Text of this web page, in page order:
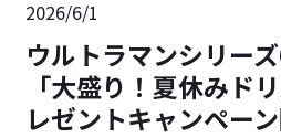
2026/6/1
ウルトラマンシリー
「大盛り！夏休みド
レゼントキャンペーン